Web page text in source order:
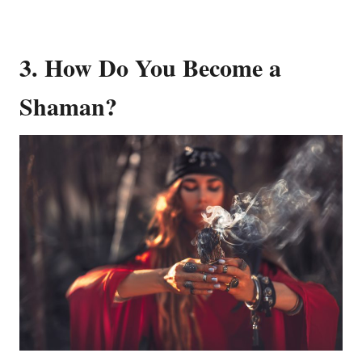
3. How Do You Become a
Shaman?